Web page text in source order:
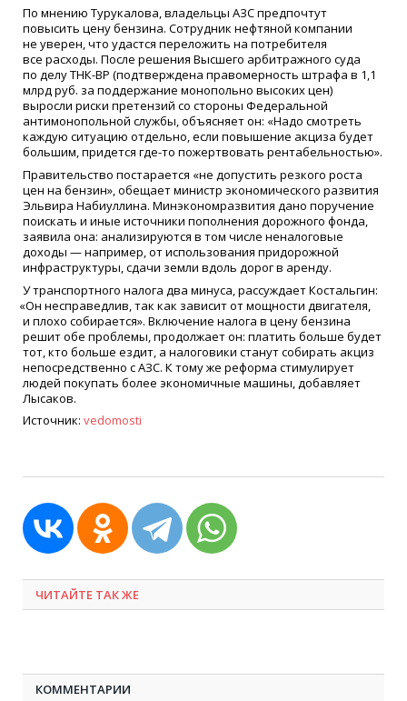
По мнению Турукалова, владельцы АЗС предпочтут
повысить цену бензина. Сотрудник нефтяной компании
не уверен, что удастся переложить на потребителя
все расходы. После решения Высшего арбитражного суда
по делу ТНК-ВР (подтверждена правомерность штрафа в 1,1
млрд руб. за поддержание монопольно высоких цен)
выросли риски претензий со стороны Федеральной
антимонопольной службы, объясняет он: «Надо смотреть
каждую ситуацию отдельно, если повышение акциза будет
большим, придется где-то пожертвовать рентабельностью».
Правительство постарается «не допустить резкого роста
цен на бензин», обещает министр экономического развития
Эльвира Набиуллина. Минэкономразвития дано поручение
поискать и иные источники пополнения дорожного фонда,
заявила она: анализируются в том числе неналоговые
доходы — например, от использования придорожной
инфраструктуры, сдачи земли вдоль дорог в аренду.
У транспортного налога два минуса, рассуждает Костальгин:
«Он несправедлив, так как зависит от мощности двигателя,
и плохо собирается». Включение налога в цену бензина
решит обе проблемы, продолжает он: платить больше будет
тот, кто больше ездит, а налоговики станут собирать акциз
непосредственно с АЗС. К тому же реформа стимулирует
людей покупать более экономичные машины, добавляет
Лысаков.
Источник: vedomosti
ЧИТАЙТЕ ТАК ЖЕ
КОММЕНТАРИИ